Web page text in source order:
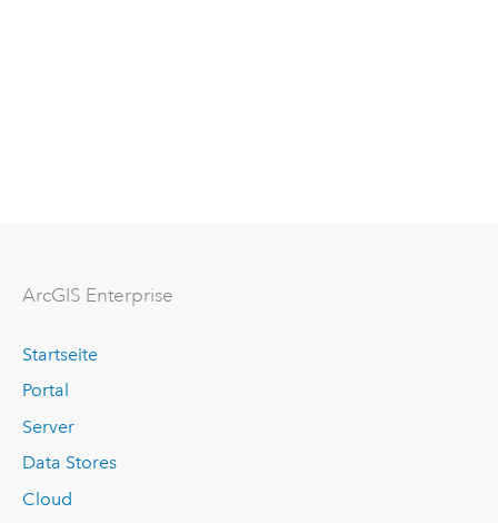
ArcGIS Enterprise
Startseite
Portal
Server
Data Stores
Cloud